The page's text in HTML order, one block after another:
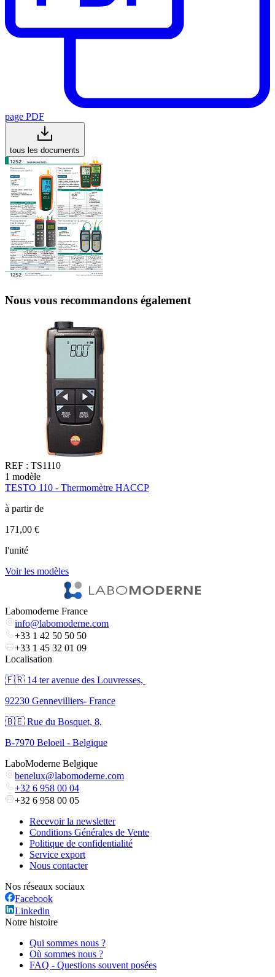
page PDF
tous les documents
Nous vous recommandons également
REF : TS1110
1 modèle
TESTO 110 - Thermomètre HACCP
à partir de
171,00 €
l'unité
Voir les modèles
Labomoderne France
info@labomoderne.com
+33 1 42 50 50 50
+33 1 45 32 01 09
Localisation
🇫🇷 ​14 ter avenue des Louvresses,
92230 Gennevilliers- France
🇧🇪 Rue du Bosquet, 8,
B-7970 Beloeil - Belgique
LaboModerne Belgique
benelux@labomoderne.com
+32 6 958 00 04
+32 6 958 00 05
Recevoir la newsletter
Conditions Générales de Vente
Politique de confidentialité
Service export
Nous contacter
Nos réseaux sociaux
Facebook
Linkedin
Notre histoire
Qui sommes nous ?
Où sommes nous ?
FAQ - Questions souvent posées